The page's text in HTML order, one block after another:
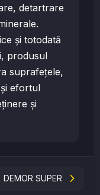
detartrare
și totodată
produsul
suprafețele,
efortul
și
DEMOR SUPER